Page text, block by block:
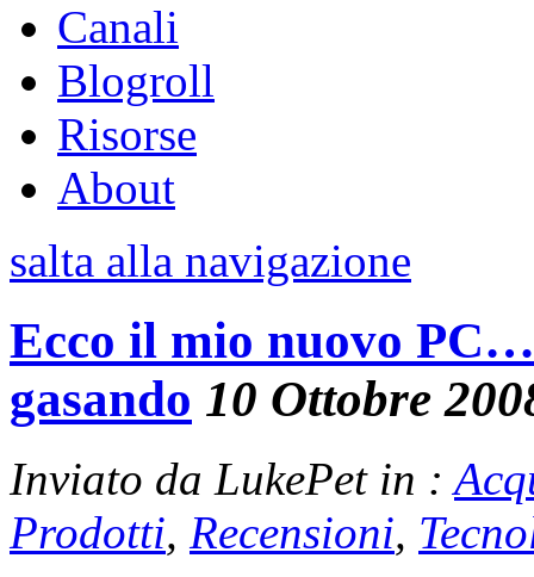
Canali
Blogroll
Risorse
About
salta alla navigazione
Ecco il mio nuovo
gasando 10 Ottobre
Inviato da LukePet in :
Prodotti, Recensioni,